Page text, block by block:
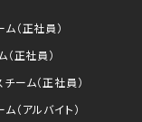
（正社員）
（正社員）
ーム（正社員）
（アルバイト）